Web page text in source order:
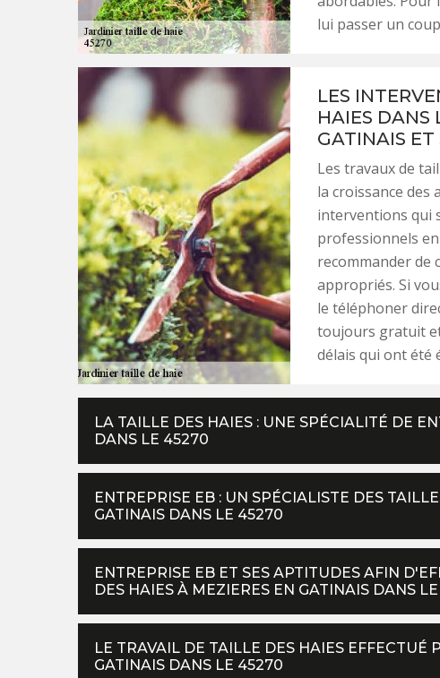
lui passer un
LES
HAIES DANS
GATINAIS ET
Les travaux de
la croissance des
interventions qui
professionnels
recommander de
appropriés. Si
le téléphoner
toujours gratuit
délais qui ont été
LA TAILLE DES HAIES : UNE SPÉCIALITÉ DE
DANS LE 45270
ENTREPRISE EB : UN SPÉCIALISTE DES
GATINAIS DANS LE 45270
ENTREPRISE EB ET SES APTITUDES AFIN
DES HAIES À MEZIERES EN GATINAIS DANS
LE TRAVAIL DE TAILLE DES HAIES EFFECTUÉ
GATINAIS DANS LE 45270